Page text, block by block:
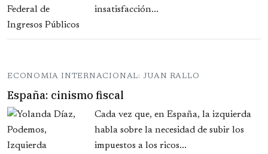
insatisfacción...
ECONOMIA INTERNACIONAL: JUAN RALLO
España: cinismo fiscal
Cada vez que, en España, la izquierda
habla sobre la necesidad de subir los
impuestos a los ricos...